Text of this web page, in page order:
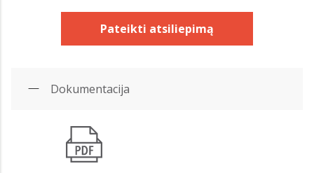
Pateikti atsiliepimą
Dokumentacija